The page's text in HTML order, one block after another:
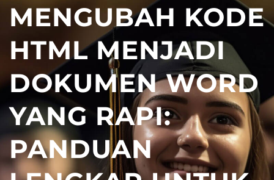
MENGUBAH KODE
HTML MENJADI
DOKUMEN WORD
YANG RAPI:
PANDUAN